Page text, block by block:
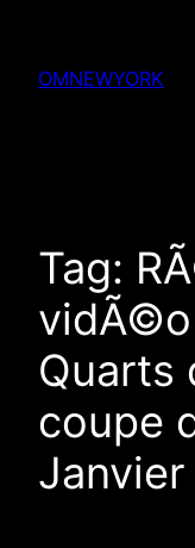
content
OMNEWYORK
Tag:
vidÃ©o
Quarts
coupe